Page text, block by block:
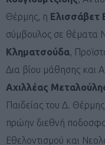
Θέρμης, η Ελισσάβετ
σύμβουλος σε θέματα
Κληματσούδα,
Δια βίου μάθησης και
Αχιλλέας
Παιδείας του Δ.
πρώην διεθνή
Εθελοντισμού και